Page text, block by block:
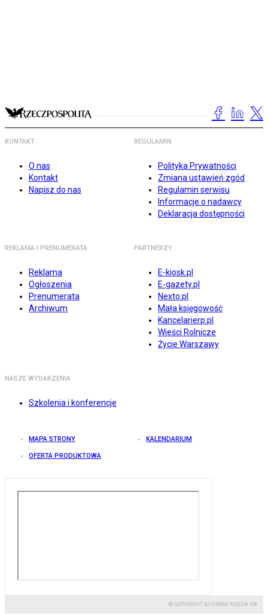
KONTAKT
O nas
Kontakt
Napisz do nas
REGULAMIN
Polityka Prywatności
Zmiana ustawień zgód
Regulamin serwisu
Informacje o nadawcy
Deklaracja dostępności
REKLAMA I PRENUMERATA
Reklama
Ogłoszenia
Prenumerata
Archiwum
PARTNERZY
E-kiosk.pl
E-gazety.pl
Nexto.pl
Mała księgowość
Kancelarierp.pl
Wieści Rolnicze
Życie Warszawy
NASZE WYDARZENIA
Szkolenia i konferencje
MAPA STRONY KALENDARIUM
OFERTA PRODUKTOWA
© COPYRIGHT BY GREMI MEDIA SA